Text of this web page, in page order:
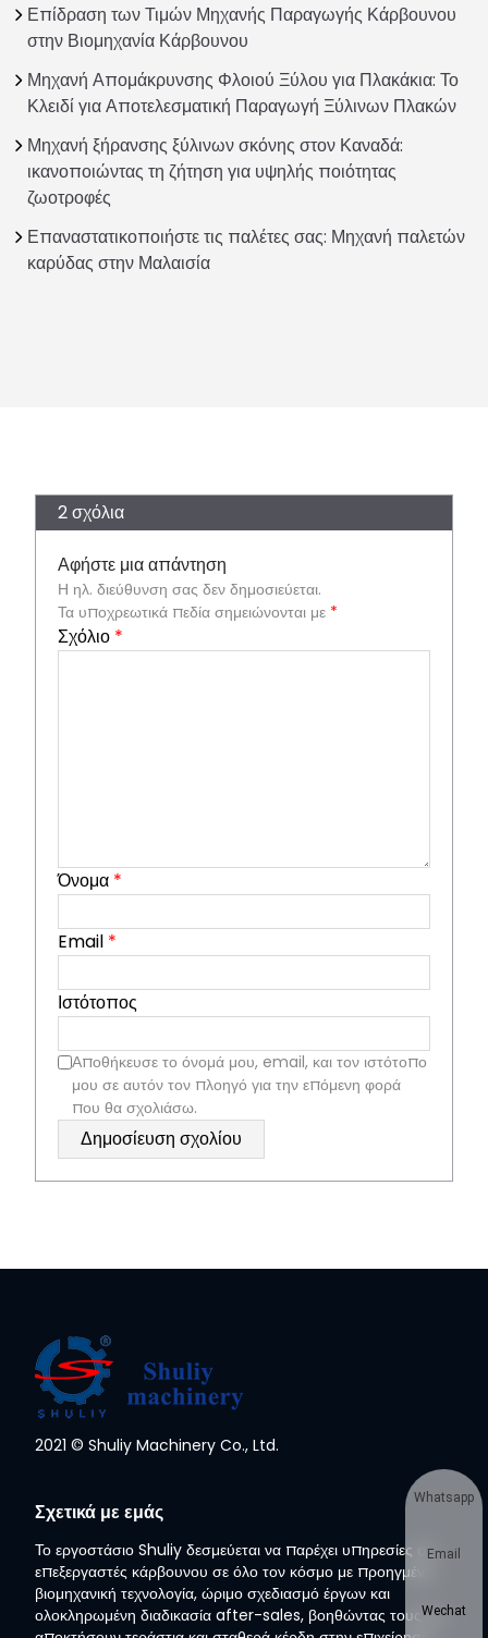
Επίδραση των Τιμών Μηχανής Παραγωγής Κάρβουνου
στην Βιομηχανία Κάρβουνου
Μηχανή Απομάκρυνσης Φλοιού Ξύλου για Πλακάκια: Το
Κλειδί για Αποτελεσματική Παραγωγή Ξύλινων Πλακών
Μηχανή ξήρανσης ξύλινων σκόνης στον Καναδά:
ικανοποιώντας τη ζήτηση για υψηλής ποιότητας
ζωοτροφές
Επαναστατικοποιήστε τις παλέτες σας: Μηχανή παλετών
καρύδας στην Μαλαισία
2 σχόλια
Αφήστε μια απάντηση
Η ηλ. διεύθυνση σας δεν δημοσιεύεται.
Τα υποχρεωτικά πεδία σημειώνονται με *
Σχόλιο *
Όνομα *
Email *
Ιστότοπος
Αποθήκευσε το όνομά μου, email, και τον ιστότοπο
μου σε αυτόν τον πλοηγό για την επόμενη φορά
που θα σχολιάσω.
2021 © Shuliy Machinery Co., Ltd.
Σχετικά με εμάς
Το εργοστάσιο Shuliy δεσμεύεται να παρέχει υπηρεσίες σε
επεξεργαστές κάρβουνου σε όλο τον κόσμο με προηγμένη
βιομηχανική τεχνολογία, ώριμο σχεδιασμό έργων και
ολοκληρωμένη διαδικασία after-sales, βοηθώντας τους να
Whatsapp
Email
Wechat